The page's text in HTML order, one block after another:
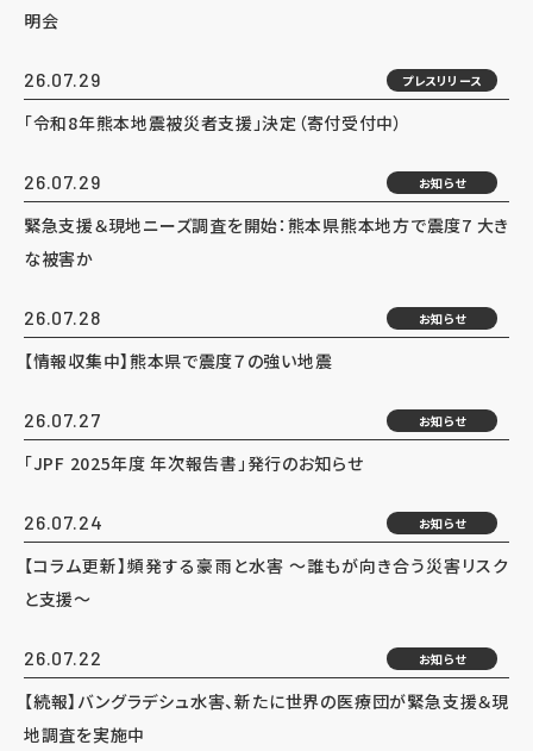
明会
26.07.29 プレスリリース
「令和8年熊本地震被災者支援」決定（寄付受付中）
26.07.29 お知らせ
緊急支援＆現地ニーズ調査を開始：熊本県熊本地方で震度7 大き
な被害か
26.07.28 お知らせ
【情報収集中】熊本県で震度７の強い地震
26.07.27 お知らせ
「JPF 2025年度 年次報告書」発行のお知らせ
26.07.24 お知らせ
【コラム更新】頻発する豪雨と水害 ～誰もが向き合う災害リスク
と支援～
26.07.22 お知らせ
【続報】バングラデシュ水害、新たに世界の医療団が緊急支援＆現
地調査を実施中